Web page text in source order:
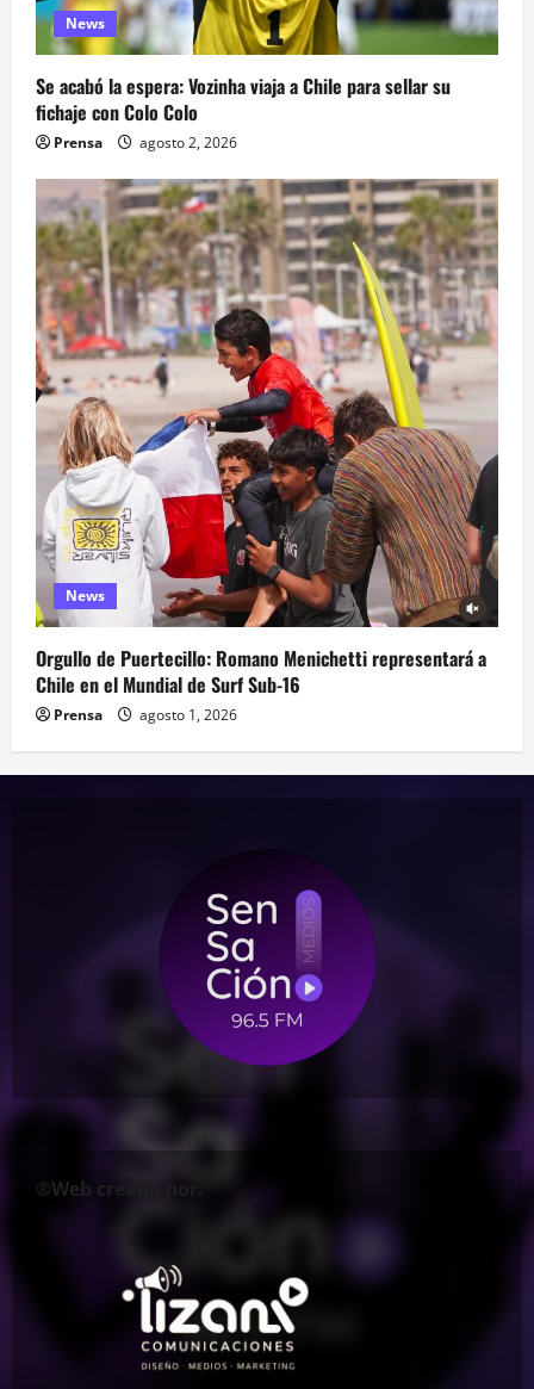
News
Se acabó la espera: Vozinha viaja a Chile para sellar su
fichaje con Colo Colo
Prensa agosto 2, 2026
News
Orgullo de Puertecillo: Romano Menichetti representará a
Chile en el Mundial de Surf Sub-16
Prensa agosto 1, 2026
®Web creada por: